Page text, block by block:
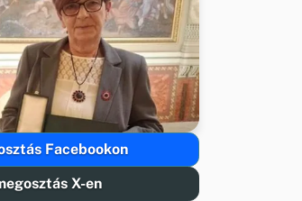
Facebookon
X-en